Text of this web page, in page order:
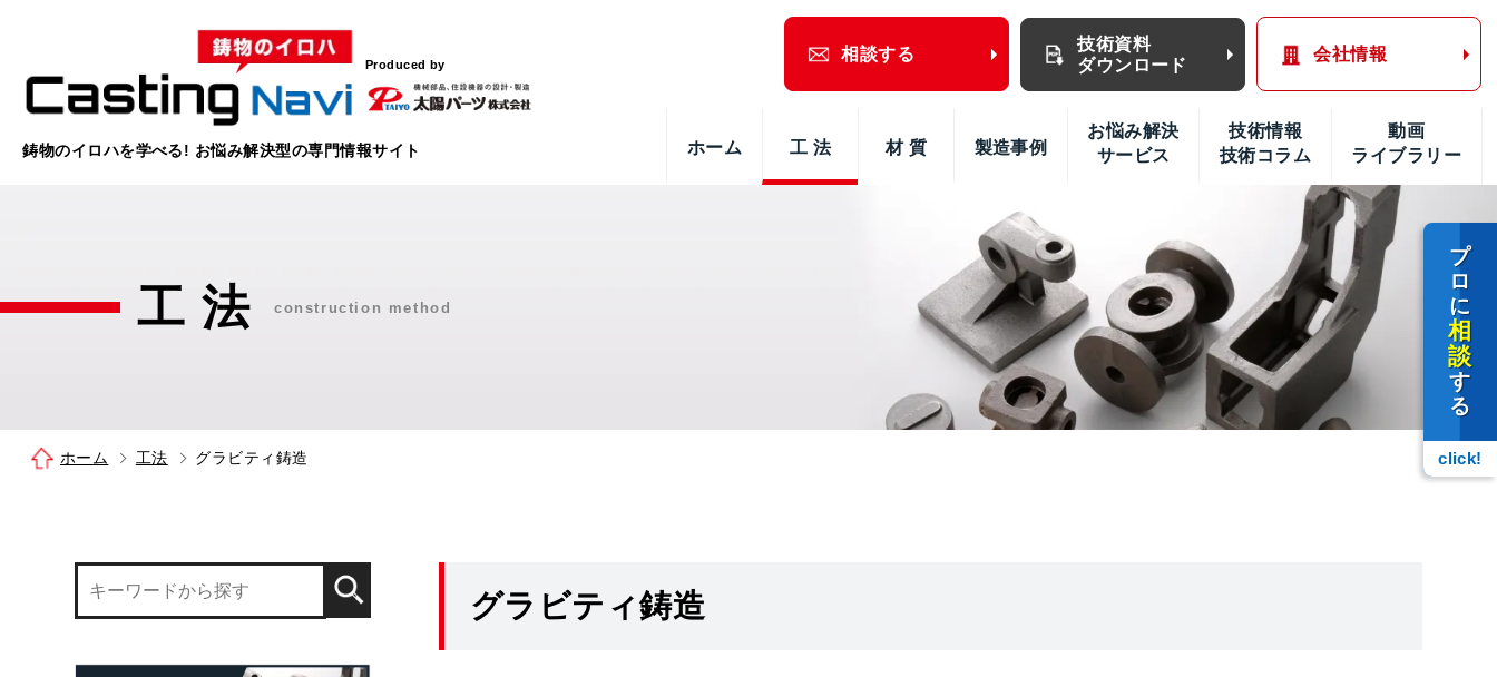
Produced by
鋳物のイロハを学べる! お悩み解決型の専門情報サイト
相談する
技術資料
ダウンロード
会社情報
ホーム 工 法 材 質 製造事例
お悩み解決
サービス
技術情報
技術コラム
動画
ライブラリー
工 法 construction method
ホーム 工法 グラビティ鋳造
グラビティ鋳造
プ
ロ
に
相
談
す
る
click!